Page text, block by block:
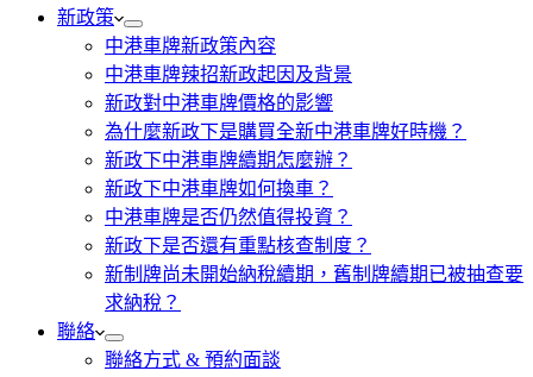
新政策
中港車牌新政策內容
中港車牌辣招新政起因及背景
新政對中港車牌價格的影響
為什麼新政下是購買全新中港車牌好時機？
新政下中港車牌續期怎麼辦？
新政下中港車牌如何換車？
中港車牌是否仍然值得投資？
新政下是否還有重點核查制度？
新制牌尚未開始納稅續期，舊制牌續期已被抽查要
求納稅？
聯絡
聯絡方式 & 預約面談